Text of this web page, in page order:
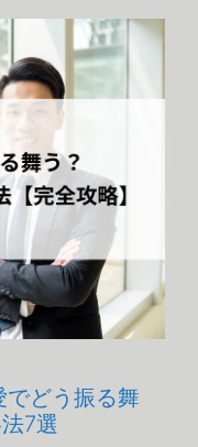
でどう振る舞
7選